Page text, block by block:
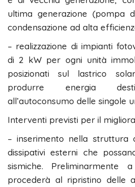
ultima generazione (pompa
condensazione ad alta
– realizzazione di impianti
di 2 kW per ogni unità
posizionati sul lastrico
produrre energia
all’autoconsumo delle singole
Interventi previsti per il
– inserimento nella struttura
dissipativi esterni che
sismiche. Preliminarmente
procederà al ripristino delle